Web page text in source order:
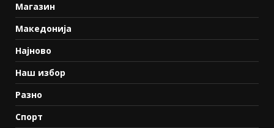
Магазин
Македонија
Најново
Наш избор
Разно
Спорт